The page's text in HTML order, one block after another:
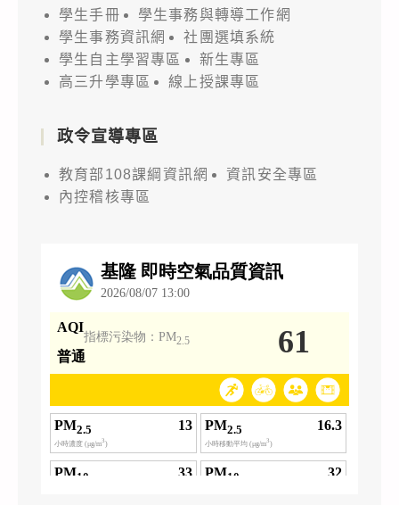
學生手冊
學生事務與轉導工作網
學生事務資訊網
社團選填系統
學生自主學習專區
新生專區
高三升學專區
線上授課專區
政令宣導專區
教育部108課綱資訊網
資訊安全專區
內控稽核專區